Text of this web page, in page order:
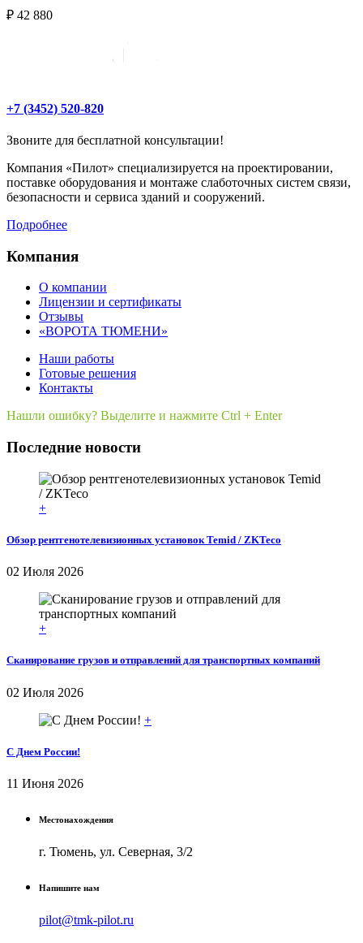
₽ 42 880
+7 (3452) 520-820
Звоните для бесплатной консультации!
Компания «Пилот» специализируется на проектировании,
поставке оборудования и монтаже слаботочных систем связи,
безопасности и сервиса зданий и сооружений.
Подробнее
Компания
О компании
Лицензии и сертификаты
Отзывы
«ВОРОТА ТЮМЕНИ»
Наши работы
Готовые решения
Контакты
Нашли ошибку? Выделите и нажмите Ctrl + Enter
Последние новости
+
Обзор рентгенотелевизионных установок Temid / ZKTeco
02 Июля 2026
+
Сканирование грузов и отправлений для транспортных компаний
02 Июля 2026
+
С Днем России!
11 Июня 2026
Местонахождения
г. Тюмень, ул. Северная, 3/2
Напишите нам
pilot@tmk-pilot.ru